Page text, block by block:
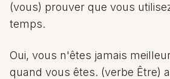
(vous) prouver que vous
temps.
Oui, vous n'êtes jamais
quand vous êtes. (verbe Être)